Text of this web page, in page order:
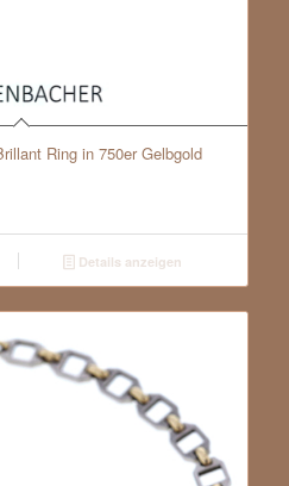
Ring in 750er Gelbgold
Details anzeigen